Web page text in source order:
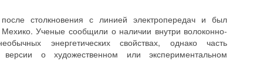
столкновения с линией электропередач и был
Ученые сообщили о наличии внутри волоконно-
энергетических свойствах, однако часть
версии о художественном или экспериментальном